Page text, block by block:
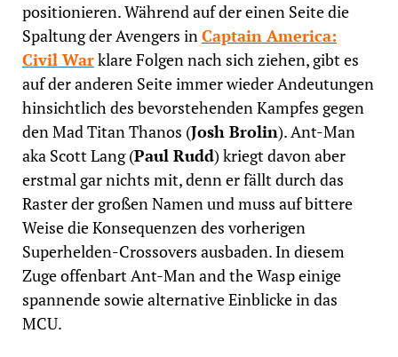
positionieren. Während auf der einen Seite die
Spaltung der Avengers inCaptain America:
Civil Warklare Folgen nach sich ziehen, gibt es
auf der anderen Seite immer wieder Andeutungen
hinsichtlich des bevorstehenden Kampfes gegen
den Mad Titan Thanos (Josh Brolin). Ant-Man
aka Scott Lang (Paul Rudd) kriegt davon aber
erstmal gar nichts mit, denn er fällt durch das
Raster der großen Namen und muss auf bittere
Weise die Konsequenzen des vorherigen
Superhelden-Crossovers ausbaden. In diesem
Zuge offenbart Ant-Man and the Wasp einige
spannende sowie alternative Einblicke in das
MCU.